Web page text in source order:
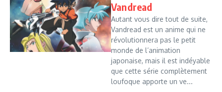
Vandread
Autant vous dire tout de suite,
Vandread est un anime qui ne
révolutionnera pas le petit
monde de l’animation
japonaise, mais il est indéyable
que cette série complètement
loufoque apporte un ve...